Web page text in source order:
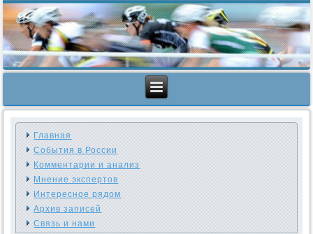
Главная
События в России
Комментарии и анализ
Мнение экспертов
Интересное рядом
Архив записей
Связь и нами